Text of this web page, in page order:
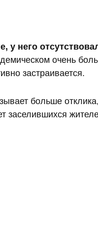
у него
очень
застраивается.
больше
заселившихся